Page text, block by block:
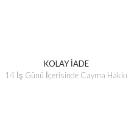
KOLAY İADE
14 İş Günü İçerisinde Cayma Hakkı